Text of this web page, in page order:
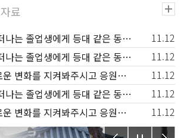
세상으로 항해를 떠나는 졸업생에게 등대 같은 동반자가 되고, 신입생과 재학생에겐 꿈을 키워가는 행복한 배움터
11.12
세상으로 항해를 떠나는 졸업생에게 등대 같은 동반자가 되고, 신입생과 재학생에겐 꿈을 키워가는 행복한 배움터
11.12
전북대학교의 새로운 변화를 지켜봐주시고 응원해주시기 바랍니다.
11.12
세상으로 항해를 떠나는 졸업생에게 등대 같은 동반자가 되고, 신입생과 재학생에겐 꿈을 키워가는 행복한 배움터
11.12
전북대학교의 새로운 변화를 지켜봐주시고 응원해주시기 바랍니다.
11.12